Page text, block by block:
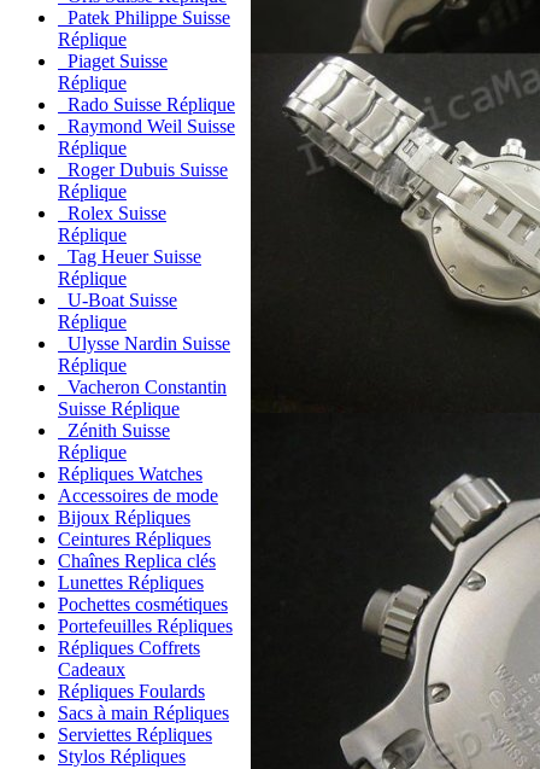
Patek Philippe Suisse
Réplique
Piaget Suisse
Réplique
Rado Suisse Réplique
Raymond Weil Suisse
Réplique
Roger Dubuis Suisse
Réplique
Rolex Suisse
Réplique
Tag Heuer Suisse
Réplique
U-Boat Suisse
Réplique
Ulysse Nardin Suisse
Réplique
Vacheron Constantin
Suisse Réplique
Zénith Suisse
Réplique
Répliques Watches
Accessoires de mode
Bijoux Répliques
Ceintures Répliques
Chaînes Replica clés
Lunettes Répliques
Pochettes cosmétiques
Portefeuilles Répliques
Répliques Coffrets
Cadeaux
Répliques Foulards
Sacs à main Répliques
Serviettes Répliques
Stylos Répliques